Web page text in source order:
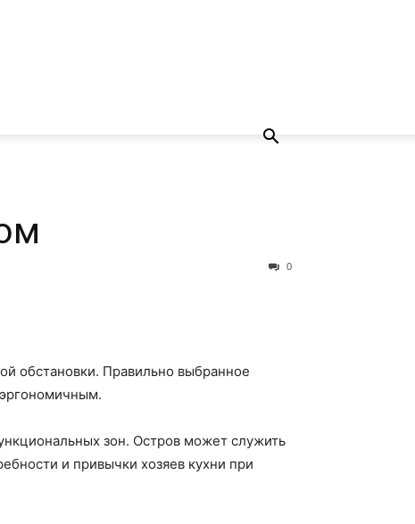
0
обстановки. Правильно выбранное
зон. Остров может служить
и привычки хозяев кухни при